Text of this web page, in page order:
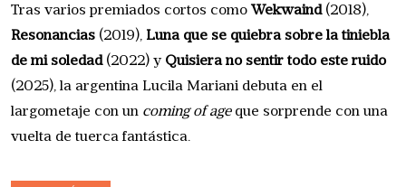
Tras varios premiados cortos como Wekwaind(2018),
Resonancias (2019), Luna que se quiebra sobre la tiniebla
de mi soledad(2022) y Quisiera no sentir todo este ruido
(2025), la argentina Lucila Mariani debuta en el
largometaje con un coming of ageque sorprende con una
vuelta de tuerca fantástica.